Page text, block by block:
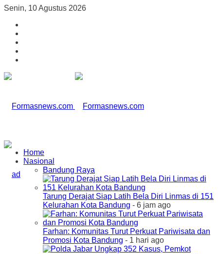
Senin, 10 Agustus 2026
Home
Nasional
Bandung Raya
Tarung Derajat Siap Latih Bela Diri Linmas di 151
Kelurahan Kota Bandung - 6 jam ago
Farhan: Komunitas Turut Perkuat Pariwisata dan
Promosi Kota Bandung - 1 hari ago